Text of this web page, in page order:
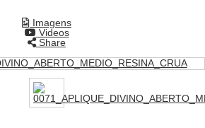
Imagens
Videos
Share